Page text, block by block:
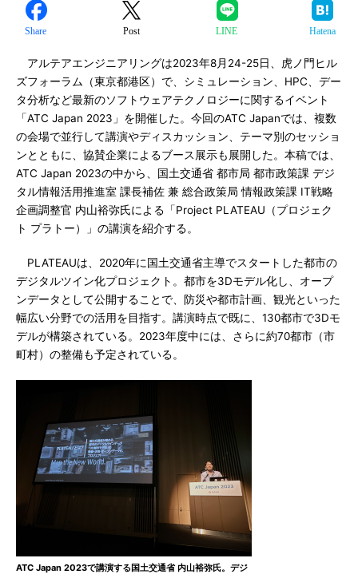
Share Post LINE Hatena
アルテアエンジニアリングは2023年8月24-25日、虎ノ門ヒル
ズフォーラム（東京都港区）で、シミュレーション、HPC、デー
タ分析など最新のソフトウェアテクノロジーに関するイベント
「ATC Japan 2023」を開催した。今回のATC Japanでは、複数
の会場で並行して講演やディスカッション、テーマ別のセッショ
ンとともに、協賛企業によるブース展示も展開した。本稿では、
ATC Japan 2023の中から、国土交通省 都市局 都市政策課 デジ
タル情報活用推進室 課長補佐 兼 総合政策局 情報政策課 IT戦略
企画調整官 内山裕弥氏による「Project PLATEAU（プロジェク
ト プラトー）」の講演を紹介する。
PLATEAUは、2020年に国土交通省主導でスタートした都市の
デジタルツイン化プロジェクト。都市を3Dモデル化し、オープ
ンデータとして公開することで、防災や都市計画、観光といった
幅広い分野での活用を目指す。講演時点で既に、130都市で3Dモ
デルが構築されている。2023年度中には、さらに約70都市（市
町村）の整備も予定されている。
ATC Japan 2023で講演する国土交通省 内山裕弥氏。デジ